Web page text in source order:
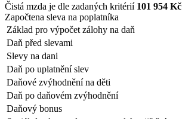
Čistá mzda je dle zadaných kritérií 101 954 Kč
Započtena sleva na poplatníka
Základ pro výpočet zálohy na daň
Daň před slevami
Slevy na dani
Daň po uplatnění slev
Daňové zvýhodnění na děti
Daň po daňovém zvýhodnění
Daňový bonus